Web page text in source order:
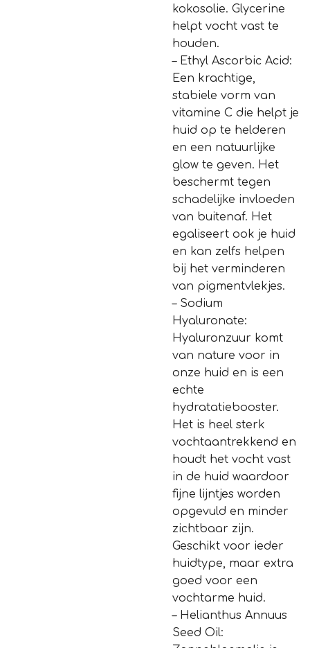
kokosolie. Glycerine
helpt vocht vast te
houden.
– Ethyl Ascorbic Acid:
Een krachtige,
stabiele vorm van
vitamine C die helpt je
huid op te helderen
en een natuurlijke
glow te geven. Het
beschermt tegen
schadelijke invloeden
van buitenaf. Het
egaliseert ook je huid
en kan zelfs helpen
bij het verminderen
van pigmentvlekjes.
– Sodium
Hyaluronate:
Hyaluronzuur komt
van nature voor in
onze huid en is een
echte
hydratatiebooster.
Het is heel sterk
vochtaantrekkend en
houdt het vocht vast
in de huid waardoor
fijne lijntjes worden
opgevuld en minder
zichtbaar zijn.
Geschikt voor ieder
huidtype, maar extra
goed voor een
vochtarme huid.
– Helianthus Annuus
Seed Oil: